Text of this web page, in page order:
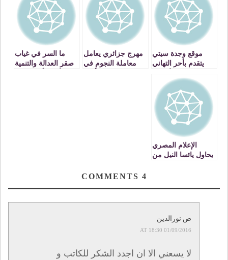
موقع وجدة سيتي
يتقدم بأحر التهاني
بمناسبة عيد الأضحى
المبارك
مهرج جزائري يعامل
معاملة النجوم في
ما السر في غياب
صقر العدالة والتنمية
الإعلام المصري
يحاول يائسا النيل من
في مصر
4
ص نورالدين
01/09/2016 AT 18:30
لا يسعني الا ان اجدد الشكر للكاتب و